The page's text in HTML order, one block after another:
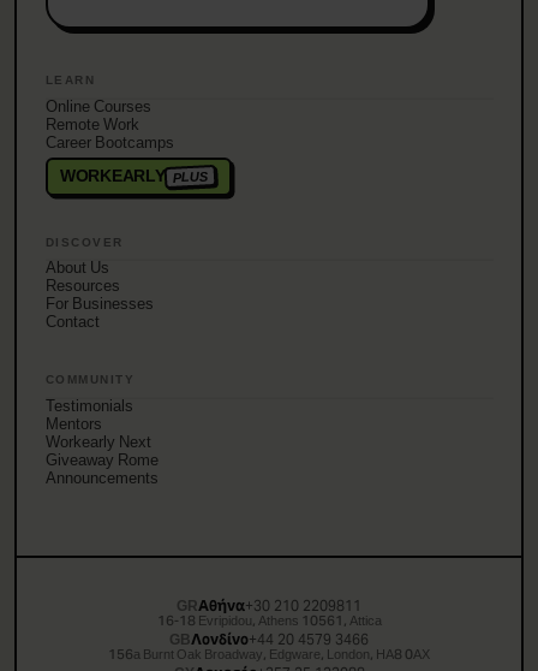
LEARN
Online Courses
Remote Work
Career Bootcamps
WORKEARLY PLUS
DISCOVER
About Us
Resources
For Businesses
Contact
COMMUNITY
Testimonials
Mentors
Workearly Next
Giveaway Rome
Announcements
GRΑθήνα+30 210 2209811
16-18 Evripidou, Athens 10561, Attica
GBΛονδίνο+44 20 4579 3466
156a Burnt Oak Broadway, Edgware, London, HA8 0AX